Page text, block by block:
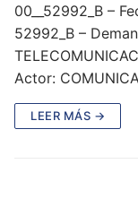
00__52992_B –
52992_B –
Actor:
LEER MÁS →